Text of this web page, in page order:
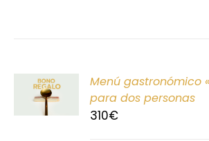
Menú gastronómico
para dos personas
310€